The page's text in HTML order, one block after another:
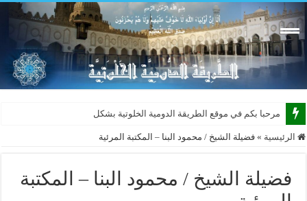
مرحبا بكم في موقع الطريقة الدومية الخلوتية بشكله الجديد
الرئيسية » فضيلة الشيخ / محمود البنا – المكتبة المرئية
فضيلة الشيخ / محمود البنا – المكتبة